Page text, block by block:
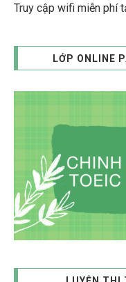
Truy cập wifi miễn phí
LỚP ONLINE